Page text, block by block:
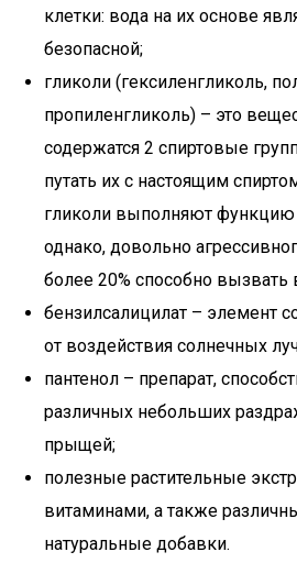
клетки: вода на их основе
безопасной;
гликоли (гексиленгликоль,
пропиленгликоль) – это
содержатся 2 спиртовые
путать их с настоящим
гликоли выполняют функцию
однако, довольно
более 20% способно вызвать
бензилсалицилат – элемент
от воздействия солнечных
пантенол – препарат,
различных небольших
прыщей;
полезные растительные
витаминами, а также
натуральные добавки.